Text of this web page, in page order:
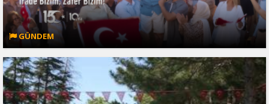
GÜNDEM